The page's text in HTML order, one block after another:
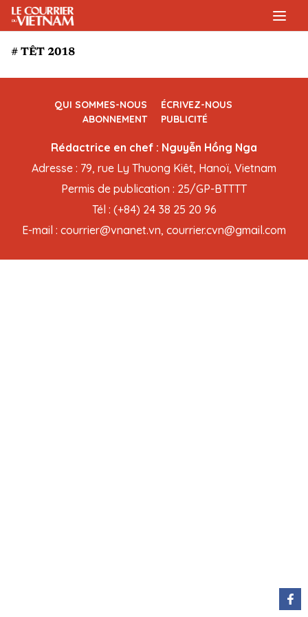
# TÊT 2018
QUI SOMMES-NOUS
ÉCRIVEZ-NOUS
ABONNEMENT
PUBLICITÉ
Rédactrice en chef : Nguyễn Hồng Nga
Adresse : 79, rue Ly Thuong Kiêt, Hanoï, Vietnam
Permis de publication : 25/GP-BTTTT
Tél : (+84) 24 38 25 20 96
E-mail : courrier@vnanet.vn, courrier.cvn@gmail.com